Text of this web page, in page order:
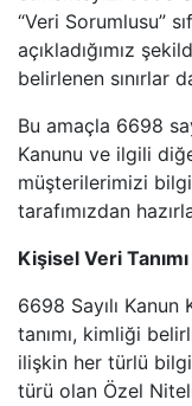
“Veri Sorumlusu”
açıkladığımız
belirlenen sınırlar
Bu amaçla 6698
Kanunu ve ilgili
müşterilerimizi
tarafımızdan
Kişisel Veri Tanımı
6698 Sayılı
tanımı, kimliği
ilişkin her türlü
türü olan Özel